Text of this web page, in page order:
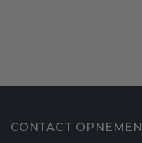
CONTACT OPNEMEN